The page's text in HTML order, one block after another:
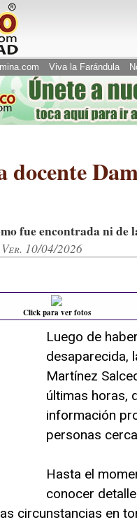
Viva la Farándula
docente
fue encontrada ni
Ver. 10/04/2026
Click para ver fotos
Luego de
desaparecida,
Martínez
últimas horas,
información
personas
Hasta el
conocer
circunstancias en